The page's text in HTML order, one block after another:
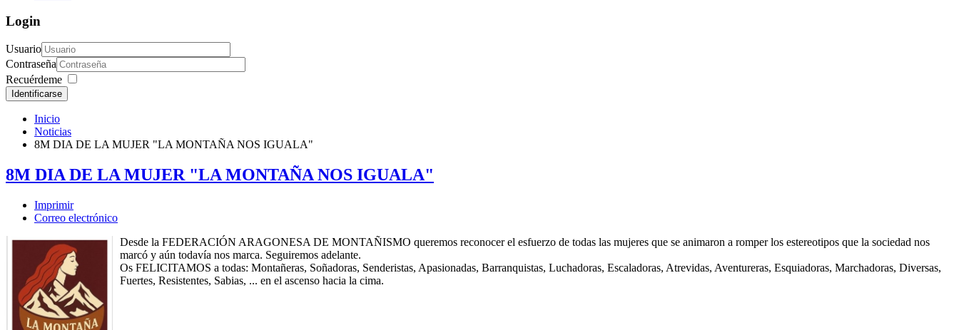
Login
Usuario
Contraseña
Recuérdeme
Identificarse
Inicio
Noticias
8M DIA DE LA MUJER "LA MONTAÑA NOS IGUALA"
8M DIA DE LA MUJER "LA MONTAÑA NOS IGUALA"
Imprimir
Correo electrónico
Desde la FEDERACIÓN ARAGONESA DE MONTAÑISMO queremos reconocer el esfuerzo de todas las mujeres que se animaron a romper los estereotipos que la sociedad nos
marcó y aún todavía nos marca. Seguiremos adelante.
Os FELICITAMOS a todas: Montañeras, Soñadoras, Senderistas, Apasionadas, Barranquistas, Luchadoras, Escaladoras, Atrevidas, Aventureras, Esquiadoras, Marchadoras, Diversas,
Fuertes, Resistentes, Sabias, ... en el ascenso hacia la cima.